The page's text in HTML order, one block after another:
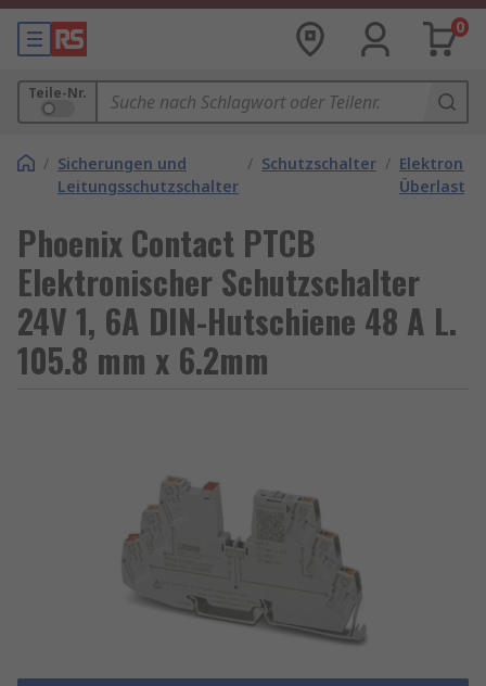
0
Teile-Nr.
/ Sicherungen und
Leitungsschutzschalter
/ Schutzschalter /
Phoenix Contact PTCB
Elektronischer Schutzschalter
24V 1, 6A DIN-Hutschiene 48 A L.
105.8 mm x 6.2mm